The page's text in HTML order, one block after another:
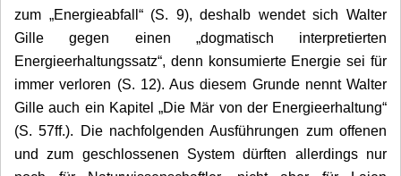
zum „Energieabfall“ (S. 9), deshalb wendet sich Walter
Gille gegen einen „dogmatisch interpretierten
Energieerhaltungssatz“, denn konsumierte Energie sei für
immer verloren (S. 12). Aus diesem Grunde nennt Walter
Gille auch ein Kapitel „Die Mär von der Energieerhaltung“
(S. 57ff.). Die nachfolgenden Ausführungen zum offenen
und zum geschlossenen System dürften allerdings nur